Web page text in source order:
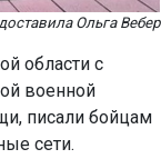
Ольга Вебер
области с
военной
писали бойцам
сети.